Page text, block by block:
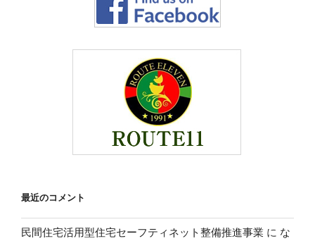
最近のコメント
民間住宅活用型住宅セーフティネット整備推進事業 に な